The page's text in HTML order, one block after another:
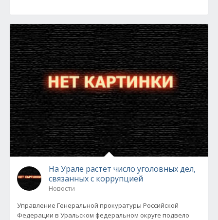
На Урале растет число уголовных дел,
связанных с коррупцией
Новости
Управление Генеральной прокуратуры Российской
Федерации в Уральском федеральном округе подвело